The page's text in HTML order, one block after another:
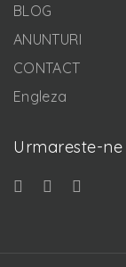
BLOG
ANUNTURI
CONTACT
Engleza
Urmareste-ne